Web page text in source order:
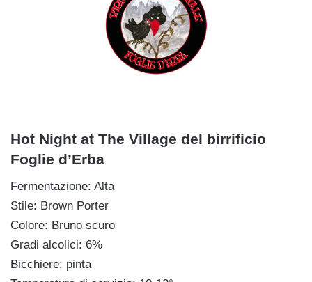
Hot Night at The Village del birrificio
Foglie d’Erba
Fermentazione: Alta
Stile: Brown Porter
Colore: Bruno scuro
Gradi alcolici: 6%
Bicchiere: pinta